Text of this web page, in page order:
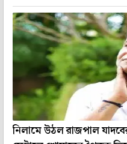
নিলামে উঠল রাজপাল